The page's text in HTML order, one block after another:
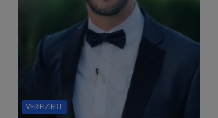
VERIFIZIERT